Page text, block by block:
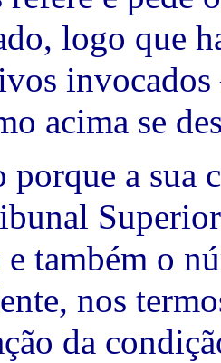
logo que
invocados
acima se
porque a sua
Superior
e também o
nos
da